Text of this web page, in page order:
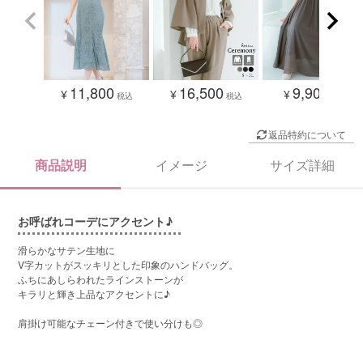
¥ 11,800 税込 ¥ 16,500 税込 ¥9,900
返品特約について
商品説明 イメージ サイズ詳細
お呼ばれコーデにアクセント♪
滑らかなサテン生地に
V字カットがスッキリとした印象のハンドバッグ。
ふちにあしらわれたラインストーンが
キラリと輝き上品なアクセントに♪
肩掛け可能なチェーン付きで使い分けも◎